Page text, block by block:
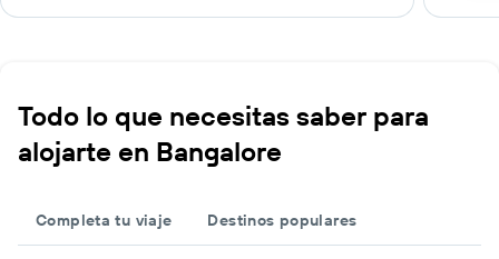
Todo lo que necesitas saber para
alojarte en Bangalore
Completa tu viaje Destinos populares